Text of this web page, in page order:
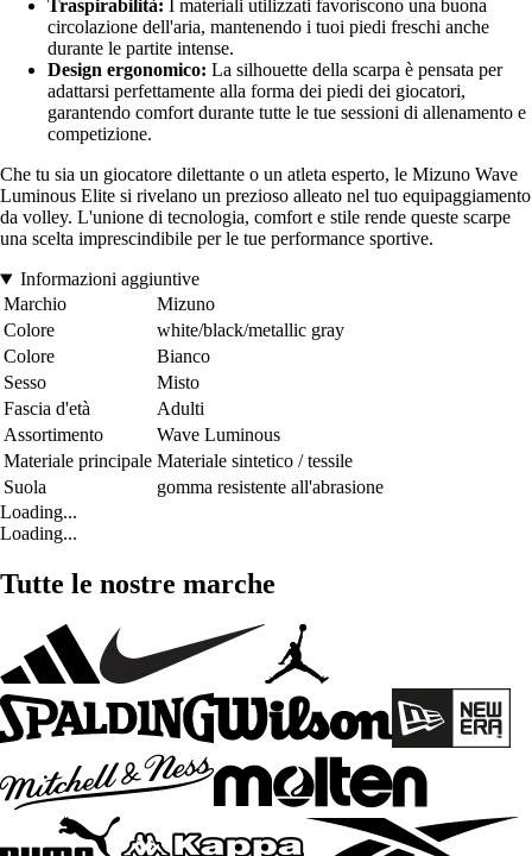
Traspirabilità: I materiali utilizzati favoriscono una buona
circolazione dell'aria, mantenendo i tuoi piedi freschi anche
durante le partite intense.
Design ergonomico: La silhouette della scarpa è pensata per
adattarsi perfettamente alla forma dei piedi dei giocatori,
garantendo comfort durante tutte le tue sessioni di allenamento e
competizione.
Che tu sia un giocatore dilettante o un atleta esperto, le Mizuno Wave
Luminous Elite si rivelano un prezioso alleato nel tuo equipaggiamento
da volley. L'unione di tecnologia, comfort e stile rende queste scarpe
una scelta imprescindibile per le tue performance sportive.
Informazioni aggiuntive
Marchio
Mizuno
Colore
white/black/metallic gray
Colore
Bianco
Sesso
Misto
Fascia d'età
Adulti
Assortimento
Wave Luminous
Materiale principale Materiale sintetico / tessile
Suola
gomma resistente all'abrasione
Loading...
Loading...
Tutte le nostre marche